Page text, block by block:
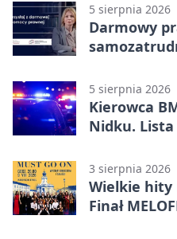
5 sierpnia 2026
Darmowy
5 sierpnia 2026
Kierowca
Nidku.
3 sierpnia 2026
Wielkie hity
Finał